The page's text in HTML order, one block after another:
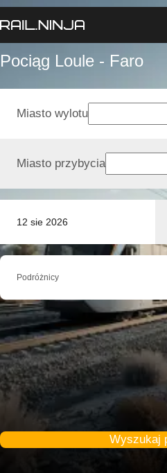
Pociąg Loule - Faro
12 sie 2026
Miasto wylotu
Miasto przybycia
Podróżnicy
Wyszukaj